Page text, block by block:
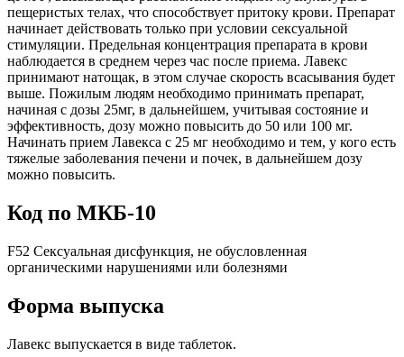
пещеристых телах, что способствует притоку крови. Препарат
начинает действовать только при условии сексуальной
стимуляции. Предельная концентрация препарата в крови
наблюдается в среднем через час после приема. Лавекс
принимают натощак, в этом случае скорость всасывания будет
выше. Пожилым людям необходимо принимать препарат,
начиная с дозы 25мг, в дальнейшем, учитывая состояние и
эффективность, дозу можно повысить до 50 или 100 мг.
Начинать прием Лавекса с 25 мг необходимо и тем, у кого есть
тяжелые заболевания печени и почек, в дальнейшем дозу
можно повысить.
Код по МКБ-10
F52 Сексуальная дисфункция, не обусловленная
органическими нарушениями или болезнями
Форма выпуска
Лавекс выпускается в виде таблеток.